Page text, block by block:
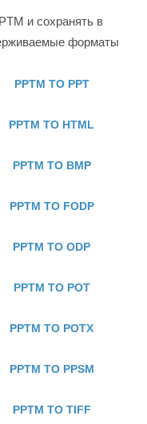
и сохранять в
форматы
PPTM TO PPT
PPTM TO HTML
PPTM TO BMP
PPTM TO FODP
PPTM TO ODP
PPTM TO POT
PPTM TO POTX
PPTM TO PPSM
PPTM TO TIFF